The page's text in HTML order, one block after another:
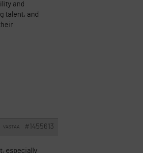
and
talent, and
#1455613
VASTAA
especially